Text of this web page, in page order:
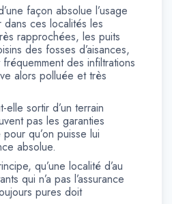
façon absolue l’usage
ces localités les
rapprochées, les puits
des fosses d’aisances,
des infiltrations
alors polluée et très
elle sortir d’un terrain
pas les garanties
qu’on puisse lui
absolue.
qu’une localité d’au
qui n’a pas l’assurance
pures doit